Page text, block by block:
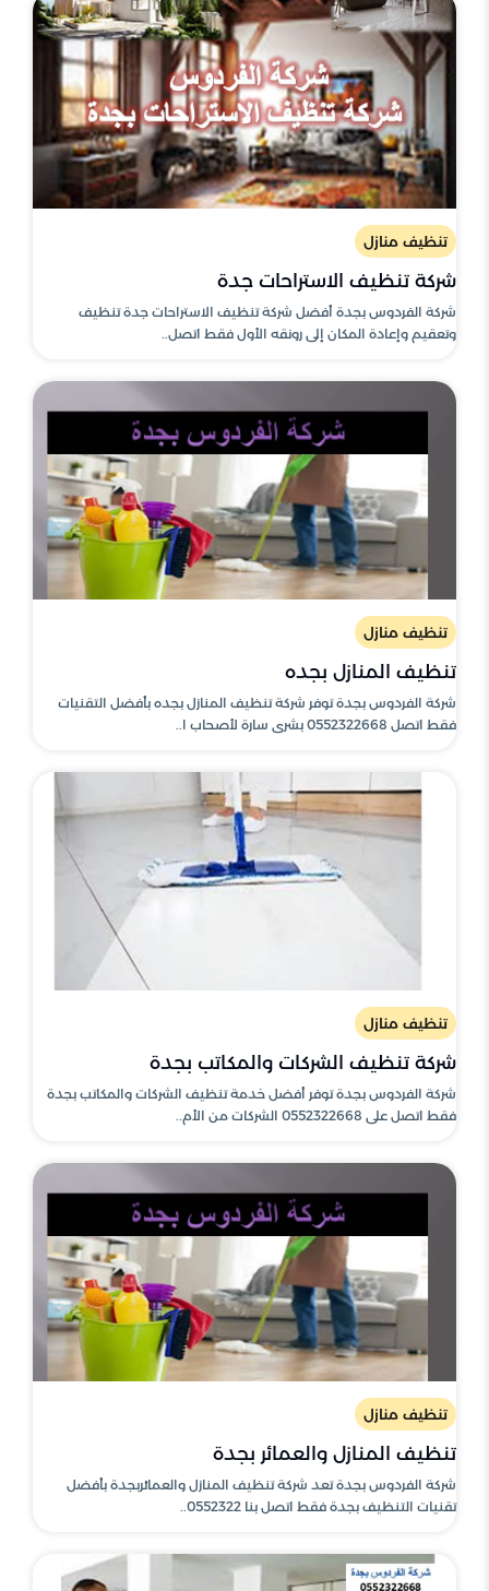
تنظيف منازل
شركة تنظيف الاستراحات جدة
شركة الفردوس بجدة أفضل شركة تنظيف الاستراحات جدة تنظيف
وتعقيم وإعادة المكان إلى رونقه الأول فقط اتصل..
تنظيف منازل
تنظيف المنازل بجده
شركة الفردوس بجدة توفر شركة تنظيف المنازل بجده بأفضل التقنيات
فقط اتصل 0552322668 بشرى سارة لأصحاب ا..
تنظيف منازل
شركة تنظيف الشركات والمكاتب بجدة
شركة الفردوس بجدة توفر أفضل خدمة تنظيف الشركات والمكاتب بجدة
فقط اتصل على 0552322668 الشركات من الأم..
تنظيف منازل
تنظيف المنازل والعمائر بجدة
شركة الفردوس بجدة تعد شركة تنظيف المنازل والعمائربجدة بأفضل
تقنيات التنظيف بجدة فقط اتصل بنا 0552322..